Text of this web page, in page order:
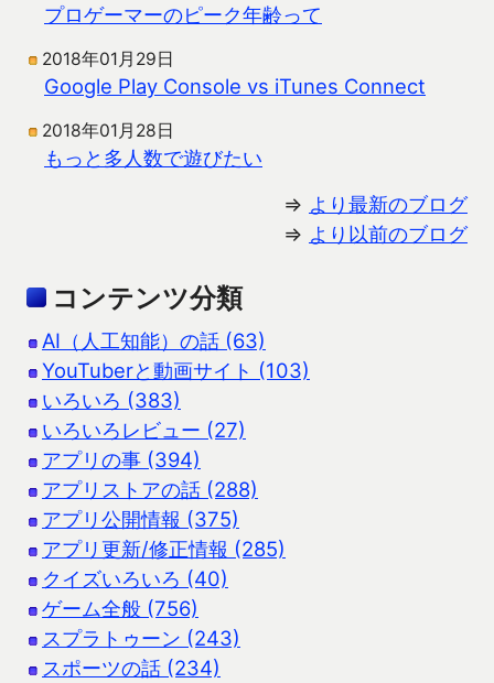
プロゲーマーのピーク年齢って
2018年01月29日
Google Play Console vs iTunes Connect
2018年01月28日
もっと多人数で遊びたい
⇒ より最新のブログ
⇒ より以前のブログ
コンテンツ分類
AI（人工知能）の話 (63)
YouTuberと動画サイト (103)
いろいろ (383)
いろいろレビュー (27)
アプリの事 (394)
アプリストアの話 (288)
アプリ公開情報 (375)
アプリ更新/修正情報 (285)
クイズいろいろ (40)
ゲーム全般 (756)
スプラトゥーン (243)
スポーツの話 (234)